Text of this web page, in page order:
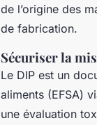
de l’origine des
de fabrication.
Sécuriser la
Le DIP est un
aliments (EFSA)
une évaluation